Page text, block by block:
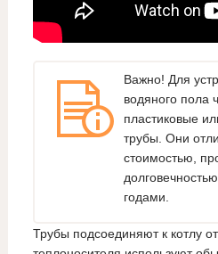
Важно! Для
водяного пола
пластиковые
трубы. Они
стоимостью,
годами.
Трубы подсоединяют к котлу